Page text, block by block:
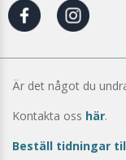
Är det något du
Kontakta oss här.
Beställ tidningar